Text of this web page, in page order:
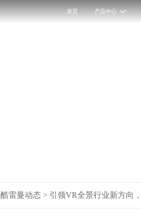
首页 产品中心
酷雷曼动态 > 引领VR全景行业新方向